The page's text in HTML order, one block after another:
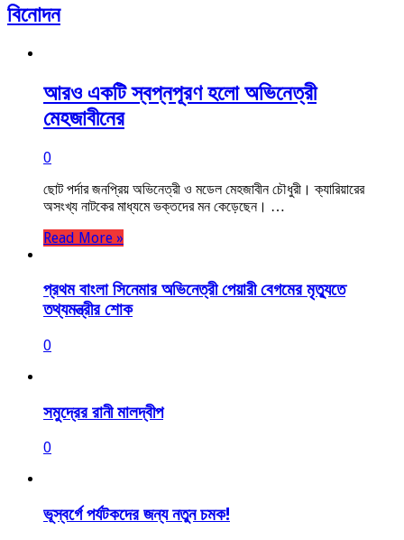
বিনোদন
আরও একটি স্বপ্নপূরণ হলো অভিনেত্রী
মেহজাবীনের
0
ছোট পর্দার জনপ্রিয় অভিনেত্রী ও মডেল মেহজাবীন চৌধুরী। ক্যারিয়ারের
অসংখ্য নাটকের মাধ্যমে ভক্তদের মন কেড়েছেন। …
Read More »
প্রথম বাংলা সিনেমার অভিনেত্রী পেয়ারী বেগমের মৃত্যুতে
তথ্যমন্ত্রীর শোক
0
সমুদ্রের রানী মালদ্বীপ
0
ভূস্বর্গে পর্যটকদের জন্য নতুন চমক!